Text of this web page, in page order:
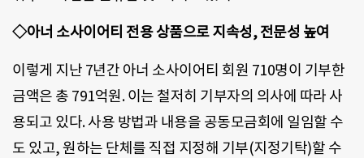
◇아너 소사이어티 전용 상품으로 지속성, 전문성 높여
이렇게 지난 7년간 아너 소사이어티 회원 710명이 기부한
금액은 총 791억원. 이는 철저히 기부자의 의사에 따라 사
용되고 있다. 사용 방법과 내용을 공동모금회에 일임할 수
도 있고, 원하는 단체를 직접 지정해 기부(지정기탁)할 수